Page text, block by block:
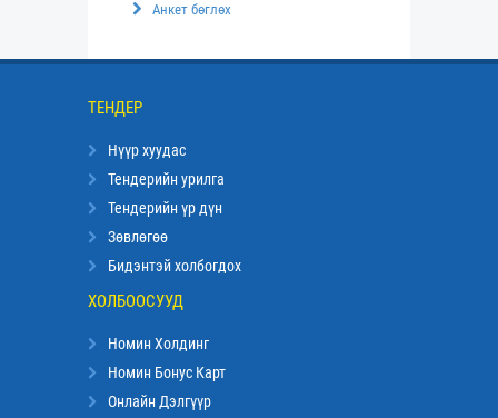
Анкет бөглөх
ТЕНДЕР
Нүүр хуудас
Тендерийн урилга
Тендерийн үр дүн
Зөвлөгөө
Бидэнтэй холбогдох
ХОЛБООСУУД
Номин Холдинг
Номин Бонус Карт
Онлайн Дэлгүүр